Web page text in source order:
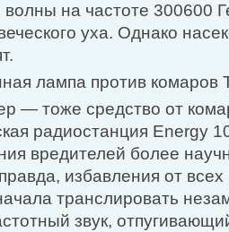
волны на частоте 300600
уха. Однако
лампа против
— тоже средство от
радиостанция Energy
вредителей более
избавления от
транслировать
звук,